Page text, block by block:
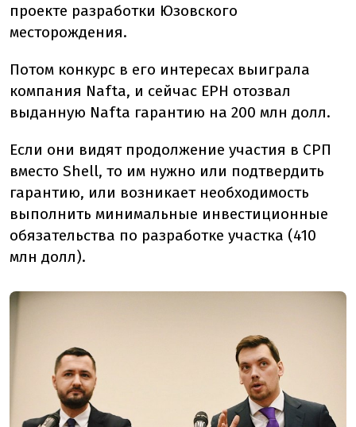
проекте разработки Юзовского
месторождения.
Потом конкурс в его интересах выиграла
компания Nafta, и сейчас EPH отозвал
выданную Nafta гарантию на 200 млн долл.
Если они видят продолжение участия в СРП
вместо Shell, то им нужно или подтвердить
гарантию, или возникает необходимость
выполнить минимальные инвестиционные
обязательства по разработке участка (410
млн долл).